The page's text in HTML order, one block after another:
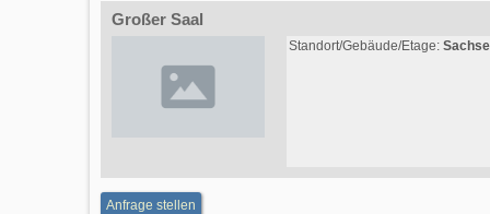
Großer Saal
Standort/Gebäude/Etage:
Anfrage stellen